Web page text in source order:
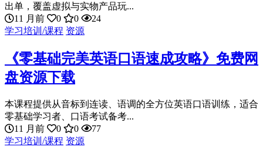
出单，覆盖虚拟与实物产品玩...
11 月前
0 0
24
学习培训/课程 资源
《零基础完美英语口语速成攻略》免费网
盘资源下载
本课程提供从音标到连读、语调的全方位英语口语训练，适合
零基础学习者、口语考试备考...
11 月前
0 0
77
学习培训/课程 资源